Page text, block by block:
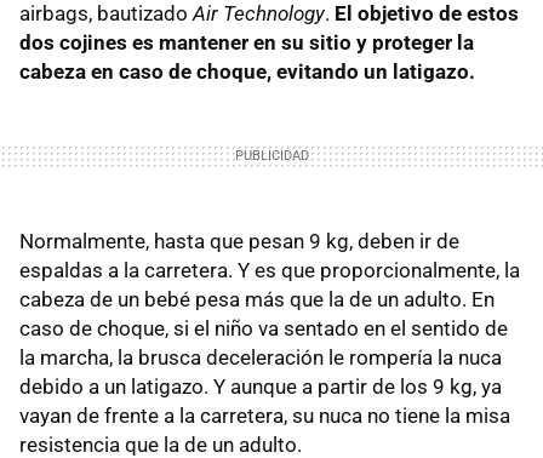
airbags, bautizado Air Technology. El objetivo de estos
dos cojines es mantener en su sitio y proteger la
cabeza en caso de choque, evitando un latigazo.
Normalmente, hasta que pesan 9 kg, deben ir de
espaldas a la carretera. Y es que proporcionalmente, la
cabeza de un bebé pesa más que la de un adulto. En
caso de choque, si el niño va sentado en el sentido de
la marcha, la brusca deceleración le rompería la nuca
debido a un latigazo. Y aunque a partir de los 9 kg, ya
vayan de frente a la carretera, su nuca no tiene la misa
resistencia que la de un adulto.